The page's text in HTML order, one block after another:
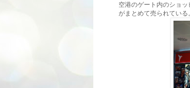
空港のゲート内のショ
がまとめて売られている